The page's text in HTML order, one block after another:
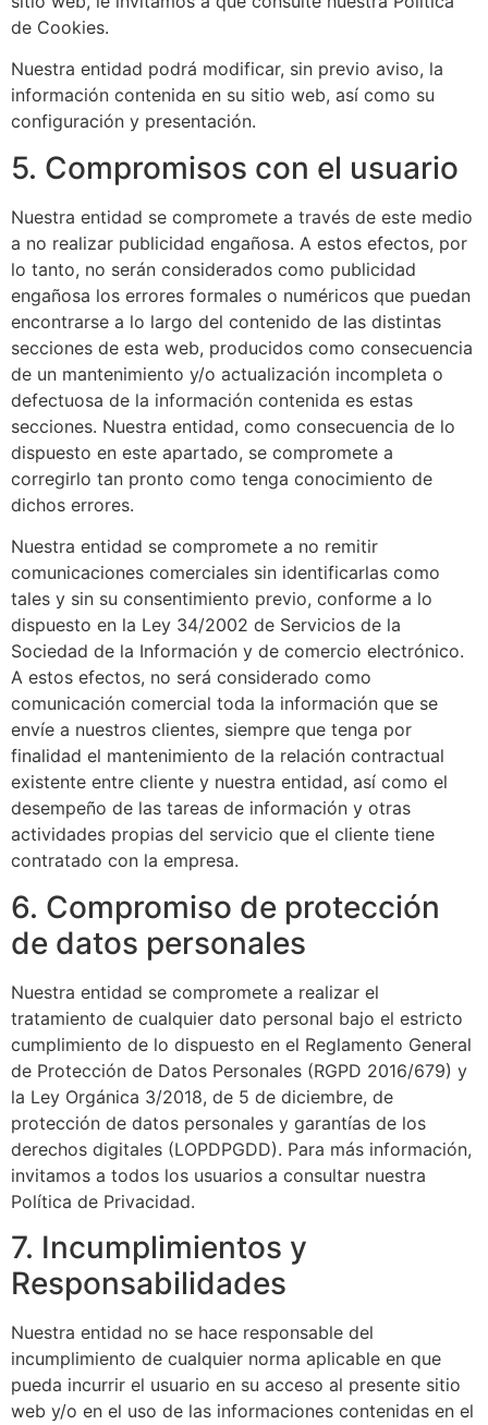
de Cookies.
Nuestra entidad podrá modificar, sin previo aviso, la
información contenida en su sitio web, así como su
configuración y presentación.
5. Compromisos con el usuario
Nuestra entidad se compromete a través de este medio
a no realizar publicidad engañosa. A estos efectos, por
lo tanto, no serán considerados como publicidad
engañosa los errores formales o numéricos que puedan
encontrarse a lo largo del contenido de las distintas
secciones de esta web, producidos como consecuencia
de un mantenimiento y/o actualización incompleta o
defectuosa de la información contenida es estas
secciones. Nuestra entidad, como consecuencia de lo
dispuesto en este apartado, se compromete a
corregirlo tan pronto como tenga conocimiento de
dichos errores.
Nuestra entidad se compromete a no remitir
comunicaciones comerciales sin identificarlas como
tales y sin su consentimiento previo, conforme a lo
dispuesto en la Ley 34/2002 de Servicios de la
Sociedad de la Información y de comercio electrónico.
A estos efectos, no será considerado como
comunicación comercial toda la información que se
envíe a nuestros clientes, siempre que tenga por
finalidad el mantenimiento de la relación contractual
existente entre cliente y nuestra entidad, así como el
desempeño de las tareas de información y otras
actividades propias del servicio que el cliente tiene
contratado con la empresa.
6. Compromiso de protección
de datos personales
Nuestra entidad se compromete a realizar el
tratamiento de cualquier dato personal bajo el estricto
cumplimiento de lo dispuesto en el Reglamento General
de Protección de Datos Personales (RGPD 2016/679) y
la Ley Orgánica 3/2018, de 5 de diciembre, de
protección de datos personales y garantías de los
derechos digitales (LOPDPGDD). Para más información,
invitamos a todos los usuarios a consultar nuestra
Política de Privacidad.
7. Incumplimientos y
Responsabilidades
Nuestra entidad no se hace responsable del
incumplimiento de cualquier norma aplicable en que
pueda incurrir el usuario en su acceso al presente sitio
web y/o en el uso de las informaciones contenidas en el